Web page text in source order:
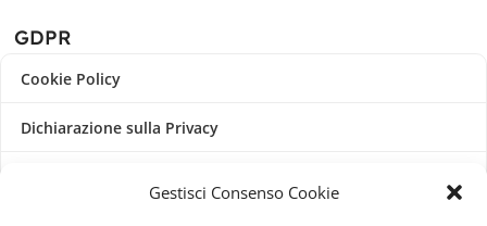
Gestisci Consenso Cookie
GDPR
Cookie Policy
Dichiarazione sulla Privacy